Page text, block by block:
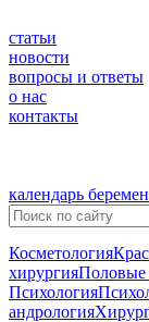
статьи
новости
вопросы и ответы
о нас
контакты
календарь
Косметология
хирургияПоловые
Психология
андрология